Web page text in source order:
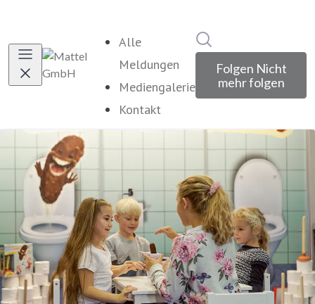
Alle
Meldungen
Mediengalerie
Kontakt
Folgen Nicht
mehr folgen